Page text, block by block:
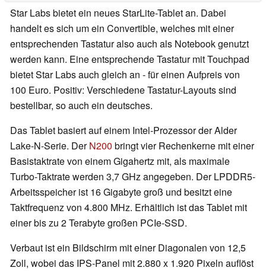
Star Labs bietet ein neues StarLite-Tablet an. Dabei
handelt es sich um ein Convertible, welches mit einer
entsprechenden Tastatur also auch als Notebook genutzt
werden kann. Eine entsprechende Tastatur mit Touchpad
bietet Star Labs auch gleich an - für einen Aufpreis von
100 Euro. Positiv: Verschiedene Tastatur-Layouts sind
bestellbar, so auch ein deutsches.
Das Tablet basiert auf einem Intel-Prozessor der Alder
Lake-N-Serie. DerN200 bringt vier Rechenkerne mit einer
Basistaktrate von einem Gigahertz mit, als maximale
Turbo-Taktrate werden 3,7 GHz angegeben. Der LPDDR5-
Arbeitsspeicher ist 16 Gigabyte groß und besitzt eine
Taktfrequenz von 4.800 MHz. Erhältlich ist das Tablet mit
einer bis zu 2 Terabyte großen PCIe-SSD.
Verbaut ist ein Bildschirm mit einer Diagonalen von 12,5
Zoll, wobei das IPS-Panel mit 2.880 x 1.920 Pixeln auflöst